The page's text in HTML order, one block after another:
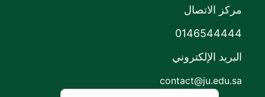
مركز الاتصال
0146544444
البريد الإلكتروني
contact@ju.edu.sa